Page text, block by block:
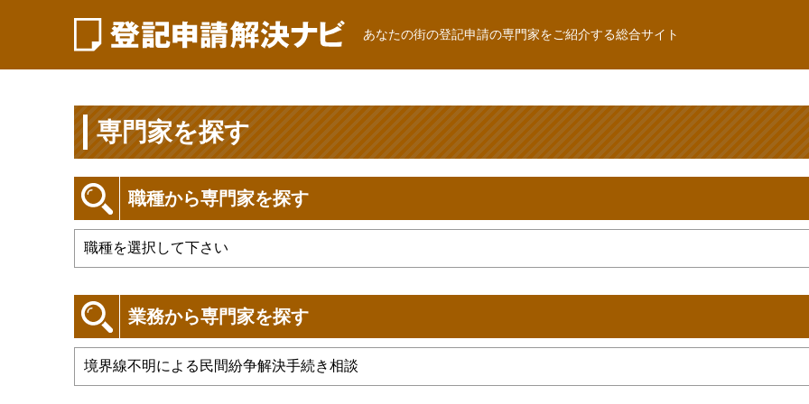
あなたの街の登記申請の専門家をご紹介する総合サイト
専門家を探す
職種から専門家を探す
業務から専門家を探す